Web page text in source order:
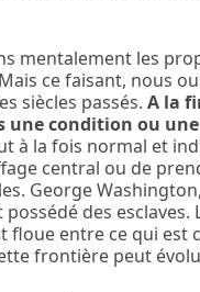
mentalement les
ce faisant, nous
siècles passés.A la
condition ou
à la fois normal et
central ou de
George
des esclaves.
floue entre ce qui est
frontière peut